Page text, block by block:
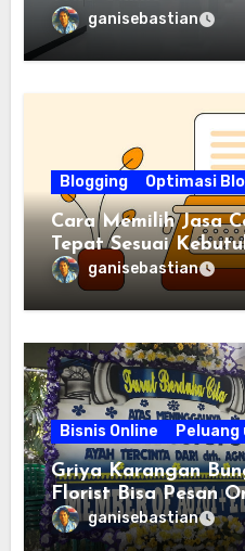
ganisebastian
Blogging Optimasi
Cara Memilih Jasa
Tepat Sesuai
ganisebastian
Bisnis Online Peluang
Griya Karangan
Florist Bisa Pesan
ganisebastian